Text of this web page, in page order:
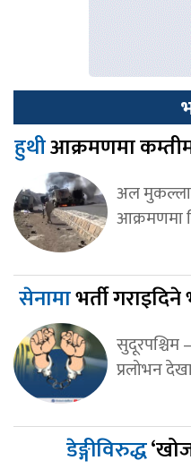
हुथीआक्रमणमा
अल मुकल्ला
आक्रमणमा
सेनामाभर्ती
सुदूरपश्चिम
प्रलोभन
डेङ्गीविरुद्ध